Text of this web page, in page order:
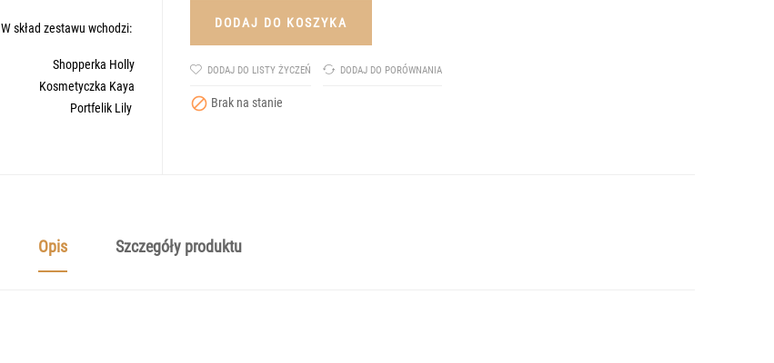
W skład zestawu wchodzi:
Shopperka Holly
Kosmetyczka Kaya
Portfelik Lily
DODAJ DO KOSZYKA
DODAJ DO LISTY ŻYCZEŃ DODAJ DO PORÓWNANIA
 Brak na stanie
Opis Szczegóły produktu